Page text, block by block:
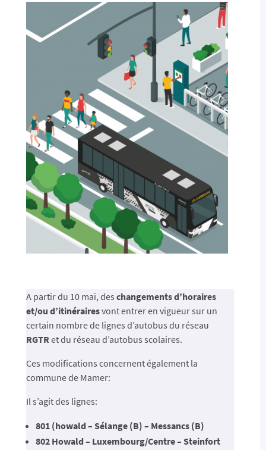
A partir du 10 mai, des changements d’horaires
et/ou d’itinérairesvont entrer en vigueur sur un
certain nombre de lignes d’autobus du réseau
RGTRet du réseau d’autobus scolaires.
Ces modifications concernent également la
commune de Mamer:
Il s’agit des lignes:
801 (howald – Sélange (B) – Messancs (B)
802 Howald – Luxembourg/Centre – Steinfort